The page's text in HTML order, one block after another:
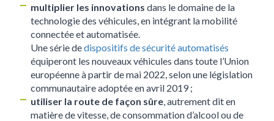
multiplier les innovations dans le domaine de la
technologie des véhicules, en intégrant la mobilité
connectée et automatisée.
Une série dedispositifs de sécurité automatisés
équiperont les nouveaux véhicules dans toute l’Union
européenne à partir de mai 2022, selon une législation
communautaire adoptée en avril 2019 ;
utiliser la route de façon sûre, autrement dit en
matière de vitesse, de consommation d’alcool ou de